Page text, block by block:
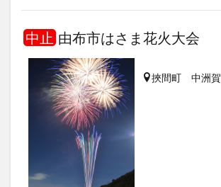
中止 由布市はさま花火大会
挾間町 中洲賀